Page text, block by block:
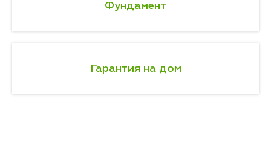
Фундамент
Гарантия на дом